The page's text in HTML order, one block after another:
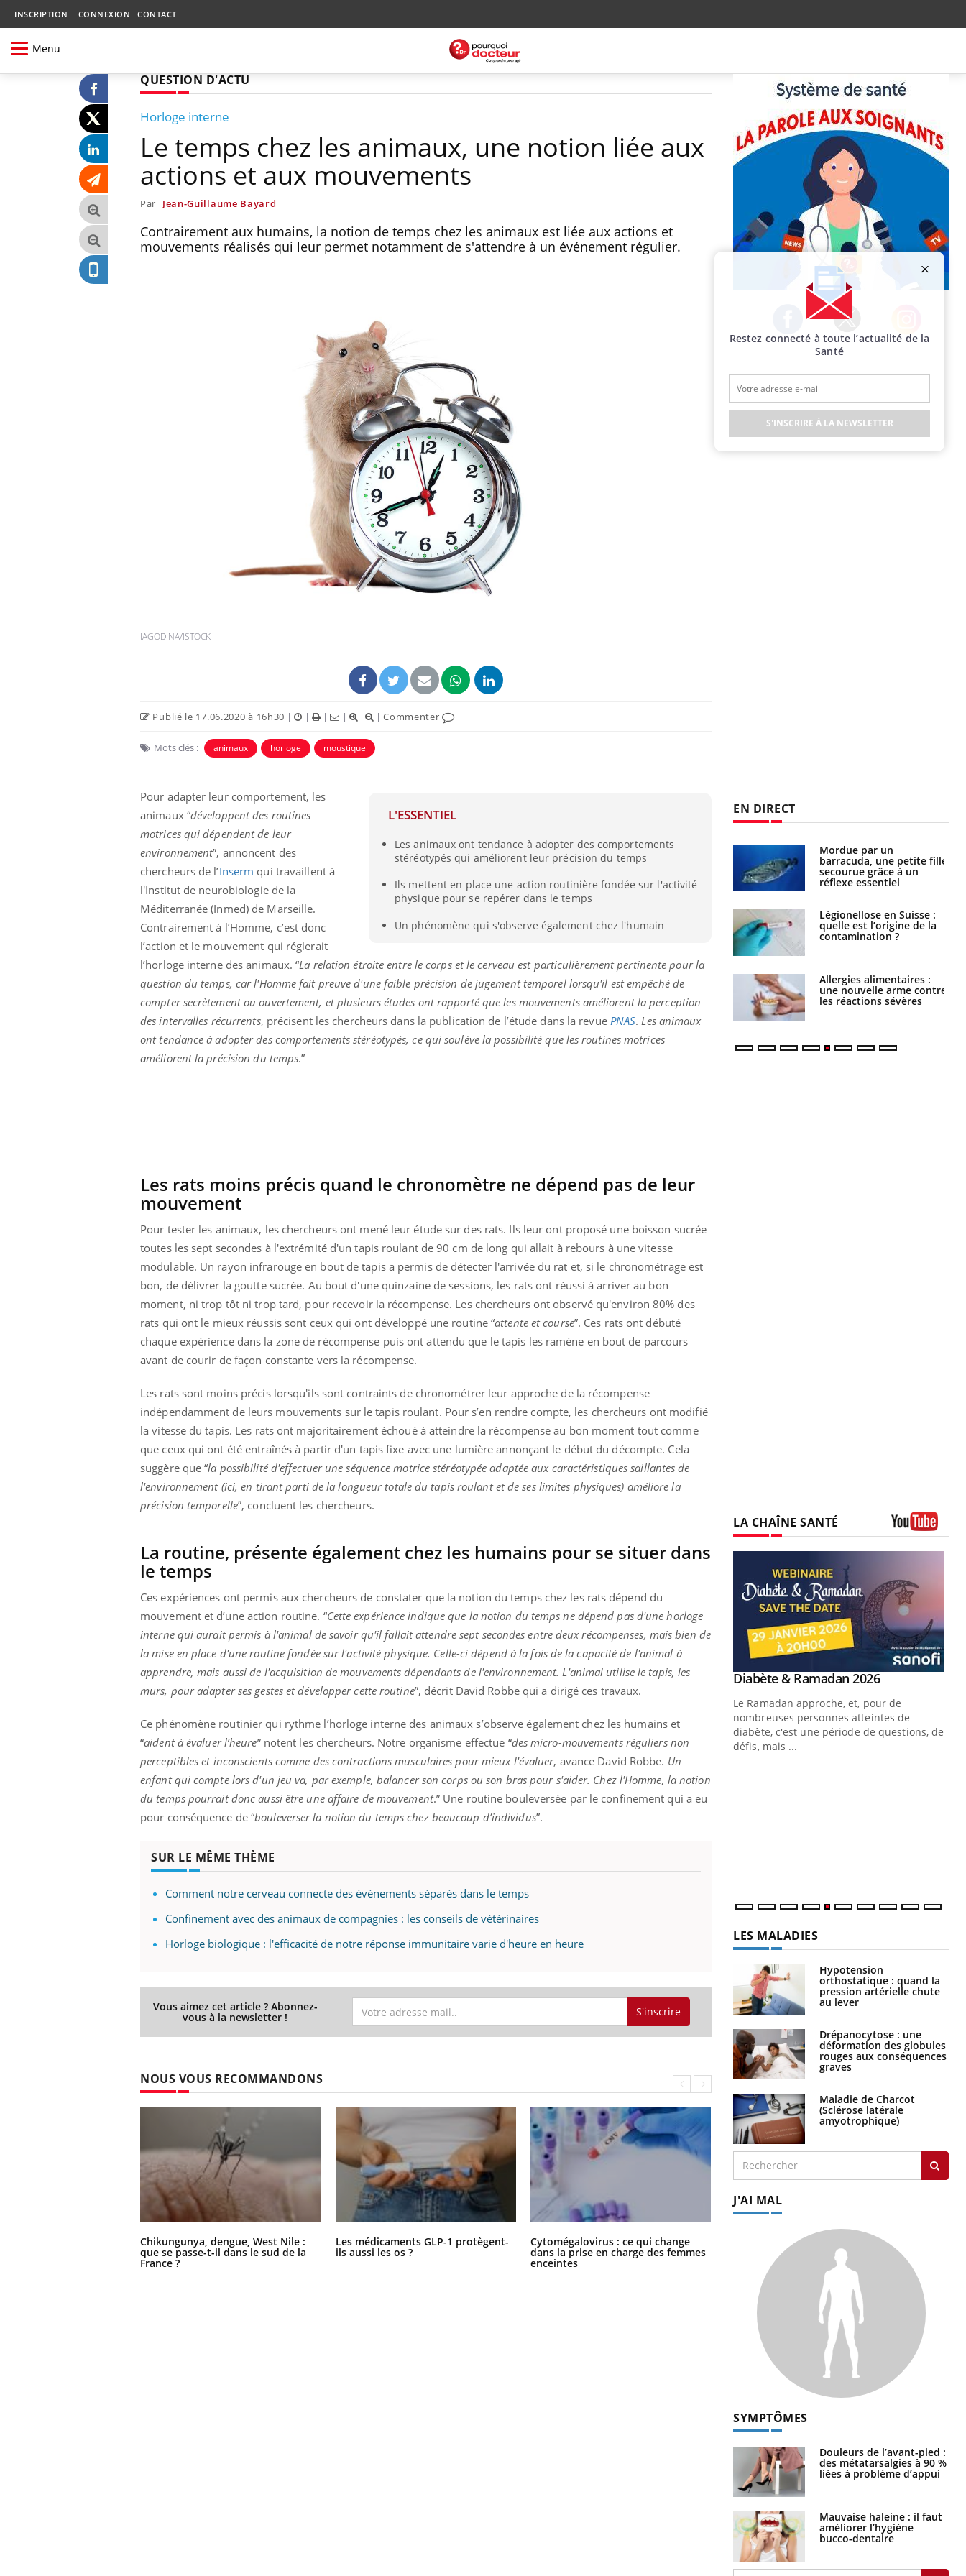
INSCRIPTION CONNEXION CONTACT
Menu
QUESTION D'ACTU
Horloge interne
Le temps chez les animaux, une notion liée aux
actions et aux mouvements
Par Jean-Guillaume Bayard
Contrairement aux humains, la notion de temps chez les animaux est liée aux actions et
mouvements réalisés qui leur permet notamment de s'attendre à un événement régulier.
IAGODINA/ISTOCK
Publié le 17.06.2020 à 16h30 | | | | |Commenter
Mots clés : animaux horloge moustique
L'ESSENTIEL
Les animaux ont tendance à adopter des comportements
stéréotypés qui améliorent leur précision du temps
Ils mettent en place une action routinière fondée sur l'activité
physique pour se repérer dans le temps
Un phénomène qui s'observe également chez l'humain
Pour adapter leur comportement, les
animaux “développent des routines
motrices qui dépendent de leur
environnement”, annoncent des
chercheurs de l’Inserm qui travaillent à
l'Institut de neurobiologie de la
Méditerranée (Inmed) de Marseille.
Contrairement à l’Homme, c’est donc
l’action et le mouvement qui réglerait
l’horloge interne des animaux. “La relation étroite entre le corps et le cerveau est particulièrement pertinente pour la
question du temps, car l'Homme fait preuve d'une faible précision de jugement temporel lorsqu'il est empêché de
compter secrètement ou ouvertement, et plusieurs études ont rapporté que les mouvements améliorent la perception
des intervalles récurrents, précisent les chercheurs dans la publication de l’étude dans la revue PNAS.Les animaux
ont tendance à adopter des comportements stéréotypés, ce qui soulève la possibilité que les routines motrices
améliorent la précision du temps.”
Les rats moins précis quand le chronomètre ne dépend pas de leur
mouvement
Pour tester les animaux, les chercheurs ont mené leur étude sur des rats. Ils leur ont proposé une boisson sucrée
toutes les sept secondes à l'extrémité d'un tapis roulant de 90 cm de long qui allait à rebours à une vitesse
modulable. Un rayon infrarouge en bout de tapis a permis de détecter l'arrivée du rat et, si le chronométrage est
bon, de délivrer la goutte sucrée. Au bout d'une quinzaine de sessions, les rats ont réussi à arriver au bon
moment, ni trop tôt ni trop tard, pour recevoir la récompense. Les chercheurs ont observé qu'environ 80% des
rats qui ont le mieux réussis sont ceux qui ont développé une routine “attente et course”. Ces rats ont débuté
chaque expérience dans la zone de récompense puis ont attendu que le tapis les ramène en bout de parcours
avant de courir de façon constante vers la récompense.
Les rats sont moins précis lorsqu'ils sont contraints de chronométrer leur approche de la récompense
indépendamment de leurs mouvements sur le tapis roulant. Pour s’en rendre compte, les chercheurs ont modifié
la vitesse du tapis. Les rats ont majoritairement échoué à atteindre la récompense au bon moment tout comme
que ceux qui ont été entraînés à partir d'un tapis fixe avec une lumière annonçant le début du décompte. Cela
suggère que “la possibilité d'effectuer une séquence motrice stéréotypée adaptée aux caractéristiques saillantes de
l'environnement (ici, en tirant parti de la longueur totale du tapis roulant et de ses limites physiques) améliore la
précision temporelle”, concluent les chercheurs.
La routine, présente également chez les humains pour se situer dans
le temps
Ces expériences ont permis aux chercheurs de constater que la notion du temps chez les rats dépend du
mouvement et d’une action routine. “Cette expérience indique que la notion du temps ne dépend pas d'une horloge
interne qui aurait permis à l'animal de savoir qu'il fallait attendre sept secondes entre deux récompenses, mais bien de
la mise en place d'une routine fondée sur l'activité physique. Celle-ci dépend à la fois de la capacité de l'animal à
apprendre, mais aussi de l'acquisition de mouvements dépendants de l'environnement. L'animal utilise le tapis, les
murs, pour adapter ses gestes et développer cette routine”, décrit David Robbe qui a dirigé ces travaux.
Ce phénomène routinier qui rythme l’horloge interne des animaux s’observe également chez les humains et
“aident à évaluer l’heure” notent les chercheurs. Notre organisme effectue “des micro-mouvements réguliers non
perceptibles et inconscients comme des contractions musculaires pour mieux l'évaluer, avance David Robbe. Un
enfant qui compte lors d'un jeu va, par exemple, balancer son corps ou son bras pour s'aider. Chez l'Homme, la notion
du temps pourrait donc aussi être une affaire de mouvement.” Une routine bouleversée par le confinement qui a eu
pour conséquence de “bouleverser la notion du temps chez beaucoup d’individus”.
SUR LE MÊME THÈME
Comment notre cerveau connecte des événements séparés dans le temps
Confinement avec des animaux de compagnies : les conseils de vétérinaires
Horloge biologique : l'efficacité de notre réponse immunitaire varie d'heure en heure
Vous aimez cet article ? Abonnez-
vous à la newsletter ! S'inscrire
NOUS VOUS RECOMMANDONS
Chikungunya, dengue, West Nile :
que se passe-t-il dans le sud de la
France ?
Les médicaments GLP-1 protègent-
ils aussi les os ?
Cytomégalovirus : ce qui change
dans la prise en charge des femmes
enceintes
La sieste empêche-t-elle de dormir
Facebook Twitter Instagram
EN DIRECT
Fortes chaleurs :
pourquoi le risque de
noyade grimpe-t-il ?
Le Viagra pourrait-il
freiner la propagation du
cancer ?
Pourquoi manger moins
de protéines pourrait
finalement être bénéfique
Grossesse et chaleur : ce
que dit la science
l'apprentissage de la
lecture ?
Mordue par une tique en
vacances, elle reste dans
le coma pendant 42 jours
Mordue par un
barracuda, une petite fille
réflexe essentiel
quelle est l’origine de la
Allergies alimentaires :
une nouvelle arme contre
les réactions sévères
Comment gérer le
sommeil des enfants en
vacances ?
Bilan prévention : ce que
les kinés pourront
bientôt faire
TDAH : quel est ce
traitement autorisé aux
États-Unis ?
LA CHAÎNE SANTÉ
Insuline & Charge mentale : et si on
osait en parler??Youtube
En 2026, l'insuline dans le diabète de type 2
reste entourée d'idées reçues chez les
patients comme parfois chez les soignants.
Youtube
Eczéma Chronique des Mains : se
préparer pour l’été !Youtube
L'été arrive… et avec lui, un tout nouveau
rythme de vie ! Vacances, plage, piscine,
soleil, activités en plein air… Nos mains
sont ...
Youtube
Diabète & Ramadan 2026Youtube
nombreuses personnes atteintes de
diabète, c'est une période de questions, de
défis, mais ...
LES MALADIES
Hypotension
orthostatique : quand la
pression artérielle chute
au lever
Drépanocytose : une
déformation des globules
rouges aux conséquences
graves
Maladie de Charcot
(Sclérose latérale
amyotrophique)
J'AI MAL
SYMPTÔMES
Douleurs de l’avant-pied :
des métatarsalgies à 90 %
liées à problème d’appui
Mauvaise haleine : il faut
améliorer l’hygiène
bucco-dentaire
Restez connecté à toute l’actualité de la
Santé
S'INSCRIRE À LA NEWSLETTER